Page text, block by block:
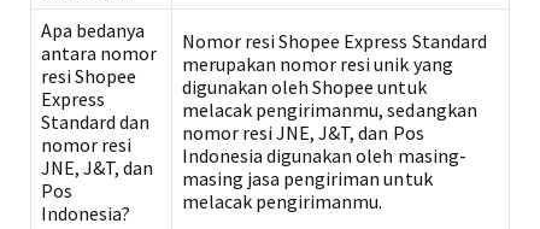
Apa bedanya
antara nomor
resi Shopee
Express
Standard dan
nomor resi
JNE, J&T, dan
Pos
Indonesia?
Nomor resi Shopee Express Standard
merupakan nomor resi unik yang
digunakan oleh Shopee untuk
melacak pengirimanmu, sedangkan
nomor resi JNE, J&T, dan Pos
Indonesia digunakan oleh masing-
masing jasa pengiriman untuk
melacak pengirimanmu.